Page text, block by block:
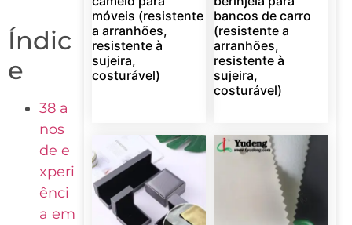
Índic
e
38 a
nos
de e
xperi
ênci
a em
móveis (resistente
a arranhões,
resistente à
sujeira,
costurável)
bancos de carro
(resistente a
arranhões,
resistente à
sujeira,
costurável)